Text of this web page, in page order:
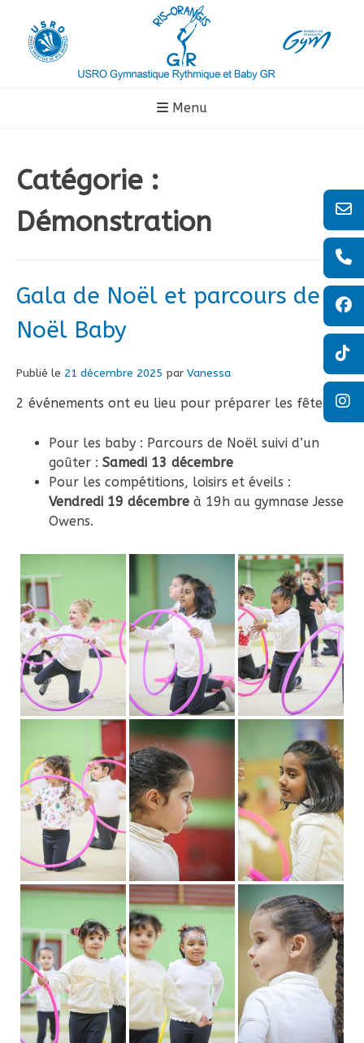
contenu
Menu
Catégorie :
Démonstration
Gala de Noël et parcours de
Noël Baby
Publié le 21 décembre 2025 par Vanessa
2 événements ont eu lieu pour préparer les fêtes :
Pour les baby : Parcours de Noël suivi d’un
goûter : Samedi 13 décembre
Pour les compétitions, loisirs et éveils :
Vendredi 19 décembre à 19h au gymnase Jesse
Owens.